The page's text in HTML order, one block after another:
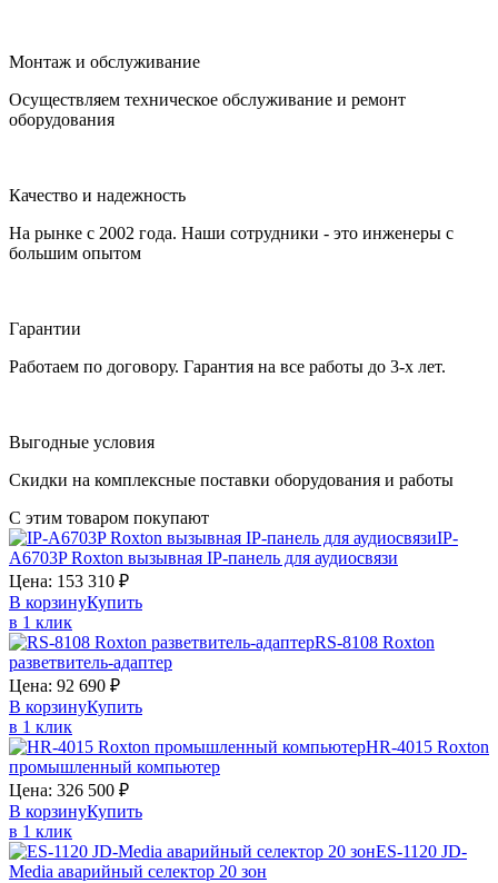
Монтаж и обслуживание
Осуществляем техническое обслуживание и ремонт
оборудования
Качество и надежность
На рынке с 2002 года. Наши сотрудники - это инженеры с
большим опытом
Гарантии
Работаем по договору. Гарантия на все работы до 3-х лет.
Выгодные условия
Скидки на комплексные поставки оборудования и работы
С этим товаром покупают
IP-
A6703PRoxton вызывная IP-панель для аудиосвязи
Цена: 153 310 ₽
В корзинуКупить
в 1 клик
RS-8108 Roxton
разветвитель-адаптер
Цена: 92 690 ₽
В корзинуКупить
в 1 клик
HR-4015 Roxton
промышленный компьютер
Цена: 326 500 ₽
В корзинуКупить
в 1 клик
ES-1120 JD-
Media аварийный селектор 20 зон